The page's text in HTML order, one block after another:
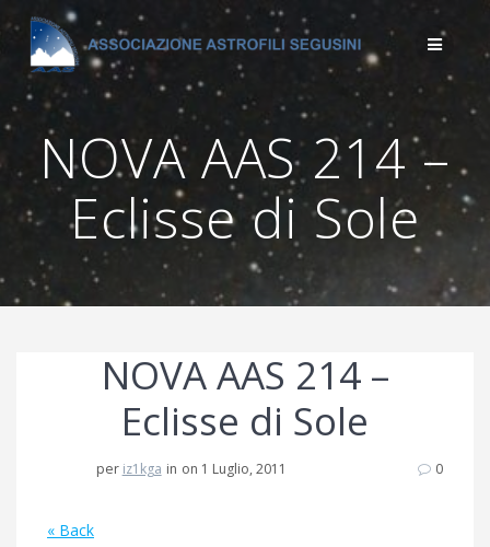
Salta
al
contenuto
NOVA AAS 214 –
Eclisse di Sole
NOVA AAS 214 –
Eclisse di Sole
per iz1kga in on 1 Luglio, 2011 0
« Back